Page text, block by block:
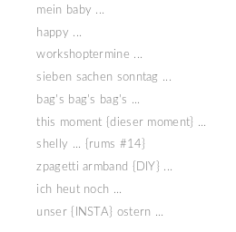
mein baby ...
happy ...
workshoptermine ...
sieben sachen sonntag ...
bag's bag's bag's ...
this moment {dieser moment} ...
shelly ... {rums #14}
zpagetti armband {DIY} ...
ich heut noch ...
unser {INSTA} ostern ...